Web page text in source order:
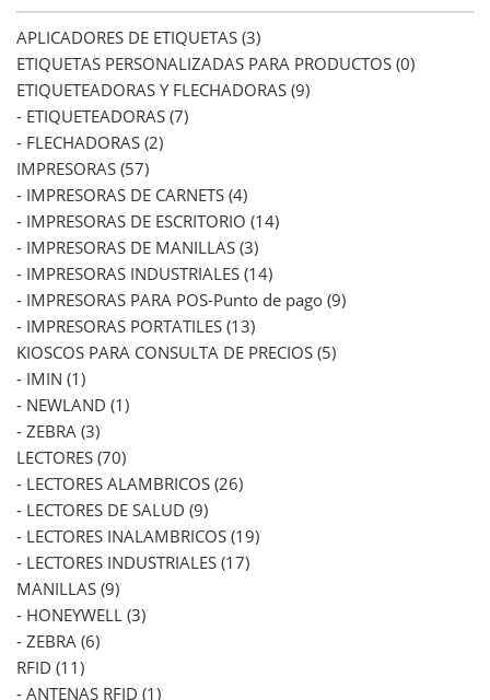
APLICADORES DE ETIQUETAS (3)
ETIQUETAS PERSONALIZADAS PARA PRODUCTOS (0)
ETIQUETEADORAS Y FLECHADORAS (9)
- ETIQUETEADORAS (7)
- FLECHADORAS (2)
IMPRESORAS (57)
- IMPRESORAS DE CARNETS (4)
- IMPRESORAS DE ESCRITORIO (14)
- IMPRESORAS DE MANILLAS (3)
- IMPRESORAS INDUSTRIALES (14)
- IMPRESORAS PARA POS-Punto de pago (9)
- IMPRESORAS PORTATILES (13)
KIOSCOS PARA CONSULTA DE PRECIOS (5)
- IMIN (1)
- NEWLAND (1)
- ZEBRA (3)
LECTORES (70)
- LECTORES ALAMBRICOS (26)
- LECTORES DE SALUD (9)
- LECTORES INALAMBRICOS (19)
- LECTORES INDUSTRIALES (17)
MANILLAS (9)
- HONEYWELL (3)
- ZEBRA (6)
RFID (11)
- ANTENAS RFID (1)